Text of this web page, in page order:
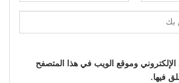
وموقع الويب في هذا المتصفح
فيها.